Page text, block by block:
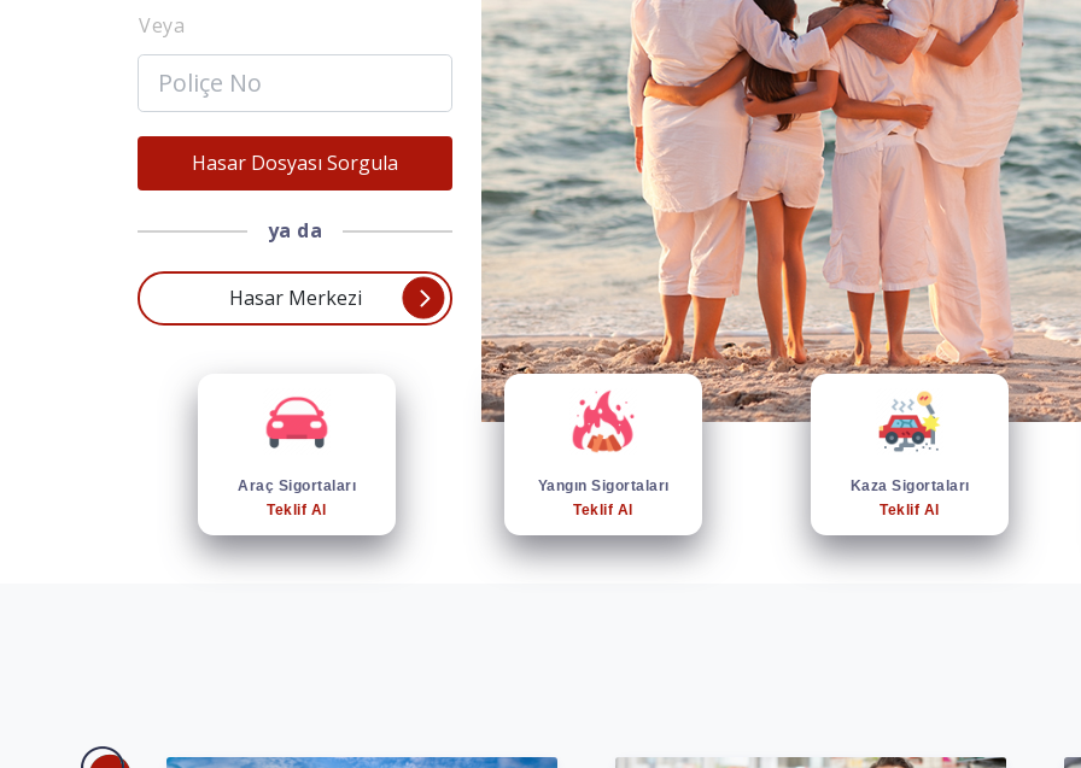
Veya
Hasar Dosyası Sorgula
ya da
Hasar Merkezi
Detaylı Gör
Araç Sigortaları
Teklif Al
Yangın Sigortaları
Teklif Al
Kaza Sigortaları
Teklif Al